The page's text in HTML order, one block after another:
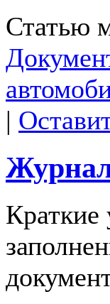
Статью
|
Краткие